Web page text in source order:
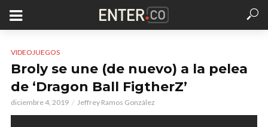
VIDEOJUEGOS
Broly se une (de nuevo) a la pelea
de ‘Dragon Ball FigtherZ’
diciembre 4, 2019 Jeffrey Ramos González